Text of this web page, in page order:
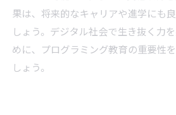
果は、将来的なキャリアや進学にも
しょう。デジタル社会で生き抜く力
めに、プログラミング教育の重要性
しょう。